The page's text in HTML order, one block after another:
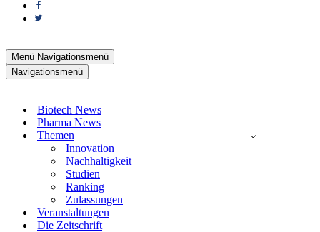
Menü Navigationsmenü
Navigationsmenü
Biotech News
Pharma News
Themen
Innovation
Nachhaltigkeit
Studien
Ranking
Zulassungen
Veranstaltungen
Die Zeitschrift